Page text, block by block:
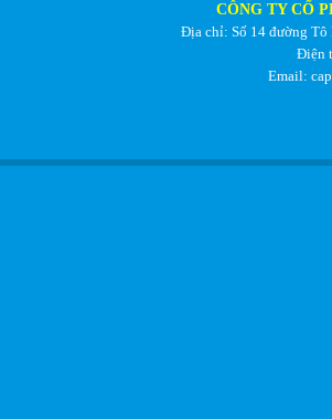
CÔNG TY CỔ
Địa chỉ: Số 14 đường Tô
Điện
Email: